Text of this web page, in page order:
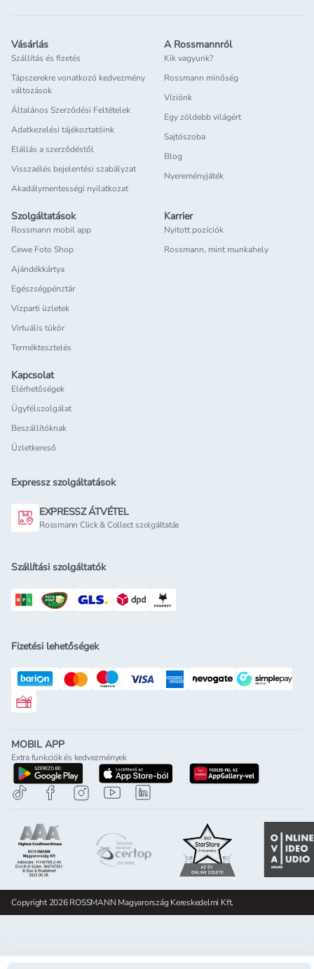
Vásárlás
Szállítás és fizetés
Tápszerekre vonatkozó kedvezmény
változások
Általános Szerződési Feltételek
Adatkezelési tájékoztatóink
Elállás a szerződéstől
Visszaélés bejelentési szabályzat
Akadálymentességi nyilatkozat
A Rossmannról
Kik vagyunk?
Rossmann minőség
Víziónk
Egy zöldebb világért
Sajtószoba
Blog
Nyereményjáték
Szolgáltatások
Rossmann mobil app
Cewe Foto Shop
Ajándékkártya
Egészségpénztár
Vízparti üzletek
Virtuális tükör
Terméktesztelés
Karrier
Nyitott pozíciók
Rossmann, mint munkahely
Kapcsolat
Elérhetőségek
Ügyfélszolgálat
Beszállítóknak
Üzletkereső
Expressz szolgáltatások
EXPRESSZ ÁTVÉTEL
Rossmann Click & Collect szolgáltatás
Szállítási szolgáltatók
Fizetési lehetőségek
Rossmann ajándékkártya
MOBIL APP
Extra funkciók és kedvezmények
letöltés a google-play-rölletöltés az app-store-ból
letöltés
Copyright 2026 ROSSMANN Magyarország Kereskedelmi Kft.